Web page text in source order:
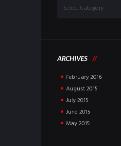
ARCHIVES
February2016
August2015
July2015
June 2015
May2015